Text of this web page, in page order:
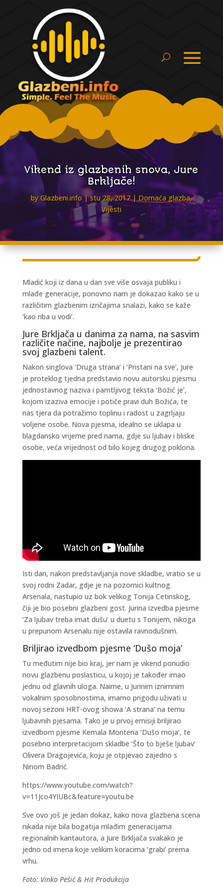
Vikend iz glazbenih snova, Jure
Brkljače!
byGlazbeni.info stu 28, 2017 Domaća glazba,
Vijesti
Mladić koji iz dana u dan sve više osvaja publiku i
mlađe generacije, ponovno nam je dokazao kako se u
različitim glazbenim izričajima snalazi, kako se kaže
‘kao riba u vodi’.
Jure Brkljača u danima za nama, na sasvim
različite načine, najbolje je prezentirao
svoj glazbeni talent.
Nakon singlova ‘Druga strana’ i ‘Pristani na sve’, Jure
je proteklog tjedna predstavio novu autorsku pjesmu
jednostavnog naziva i pamtljivog teksta ‘Božić je’,
kojom izaziva emocije i potiče pravi duh Božića, te
nas tjera da potražimo toplinu i radost u zagrljaju
voljene osobe. Nova pjesma, idealno se uklapa u
blagdansko vrijeme pred nama, gdje su ljubav i bliske
osobe, veća vrijednost od bilo kojeg drugog poklona.
Isti dan, nakon predstavljanja nove skladbe, vratio se u
svoj rodni Zadar, gdje je na pozornici kultnog
Arsenala, nastupio uz bok velikog Tonija Cetinskog,
čiji je bio posebni glazbeni gost. Jurina izvedba pjesme
‘Za ljubav treba imat dušu’ u duetu s Tonijem, nikoga
u prepunom Arsenalu nije ostavila ravnodušnim.
Briljirao izvedbom pjesme ‘Dušo moja’
Tu međutim nije bio kraj, jer nam je vikend ponudio
novu glazbenu poslasticu, u kojoj je također imao
jednu od glavnih uloga. Naime, u Jurinim iznimnim
vokalnim sposobnostima, imamo prigodu uživati u
novoj sezoni HRT-ovog showa ‘A strana’ na temu
ljubavnih pjesama. Tako je u prvoj emisiji briljirao
izvedbom pjesme Kemala Montena ‘Dušo moja’, te
posebno interpretacijom skladbe ‘Što to bješe ljubav’
Olivera Dragojevića, koju je otpjevao zajedno s
Ninom Badrić.
https://www.youtube.com/watch?
v=11Jco4YIUBc&feature=youtu.be
Sve ovo još je jedan dokaz, kako nova glazbena scena
nikada nije bila bogatija mlađim generacijama
regionalnih kantautora, a Jure Brkljača svakako je
jedno od imena koje velikim koracima ‘grabi’ prema
vrhu.
Foto: Vinko Pešić & Hit Produkcija